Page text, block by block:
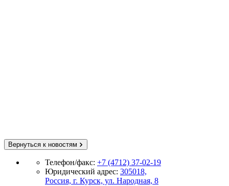
Вернуться к новостям
Телефон/факс: +7 (4712) 37-02-19
Юридический адрес: 305018,
Россия, г. Курск, ул. Народная, 8